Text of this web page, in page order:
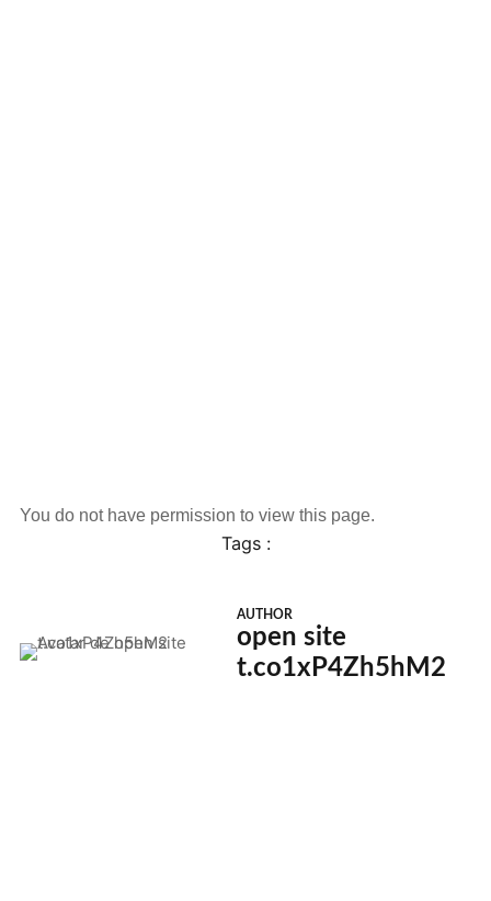
You do not have permission to view this page.
Tags :
AUTHOR
open site
t.co1xP4Zh5hM2